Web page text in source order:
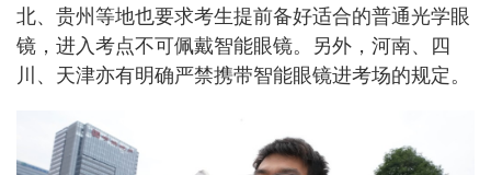
北、贵州等地也要求考生提前备好适合的普通光学眼
镜，进入考点不可佩戴智能眼镜。另外，河南、四
川、天津亦有明确严禁携带智能眼镜进考场的规定。